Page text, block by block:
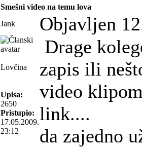
Smešni video na temu lova
Jank
Objavljen
Lovčina
Upisa:
2650
Pristupio:
17.05.2009.
23:12
Drage
zapis ili
video
link....
da zajedno